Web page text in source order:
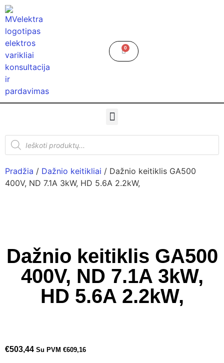
0
Pradžia / Dažnio keitikliai / Dažnio keitiklis GA500
400V, ND 7.1A 3kW, HD 5.6A 2.2kW,
Dažnio keitiklis GA500
400V, ND 7.1A 3kW,
HD 5.6A 2.2kW,
€503,44 Su PVM €609,16